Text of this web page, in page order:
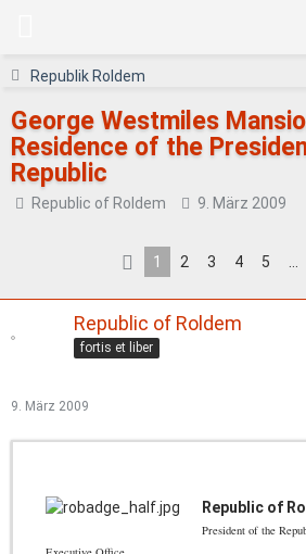
Republik Roldem
George Westmiles
Residence of the
Republic
Republic of Roldem 9. März 2009
1 2 3 4 5
Republic of Roldem
fortis et liber
9. März 2009
Republic of
President of the